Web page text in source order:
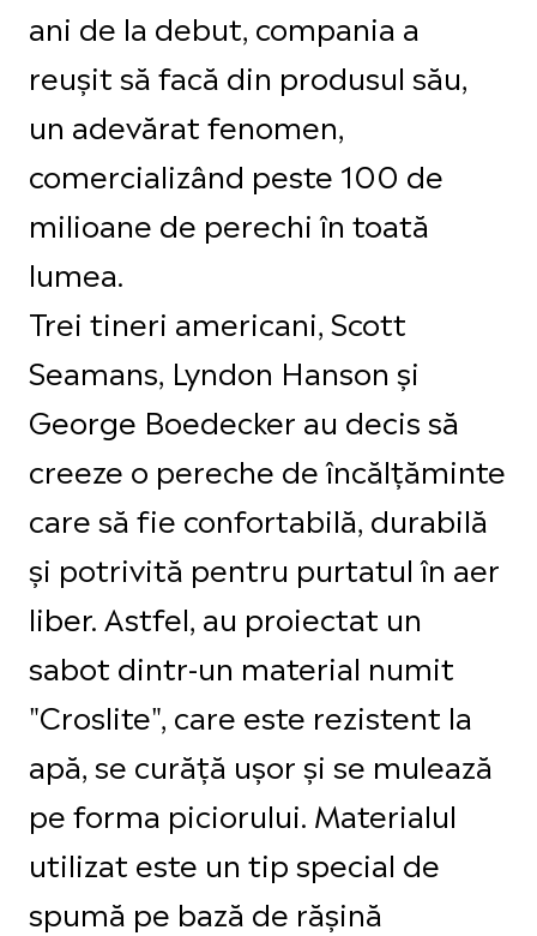
ani de la debut, compania a
reușit să facă din produsul său,
un adevărat fenomen,
comercializând peste 100 de
milioane de perechi în toată
lumea.
Trei tineri americani, Scott
Seamans, Lyndon Hanson și
George Boedecker au decis să
creeze o pereche de încălțăminte
care să fie confortabilă, durabilă
și potrivită pentru purtatul în aer
liber. Astfel, au proiectat un
sabot dintr-un material numit
"Croslite", care este rezistent la
apă, se curăță ușor și se mulează
pe forma piciorului. Materialul
utilizat este un tip special de
spumă pe bază de rășină